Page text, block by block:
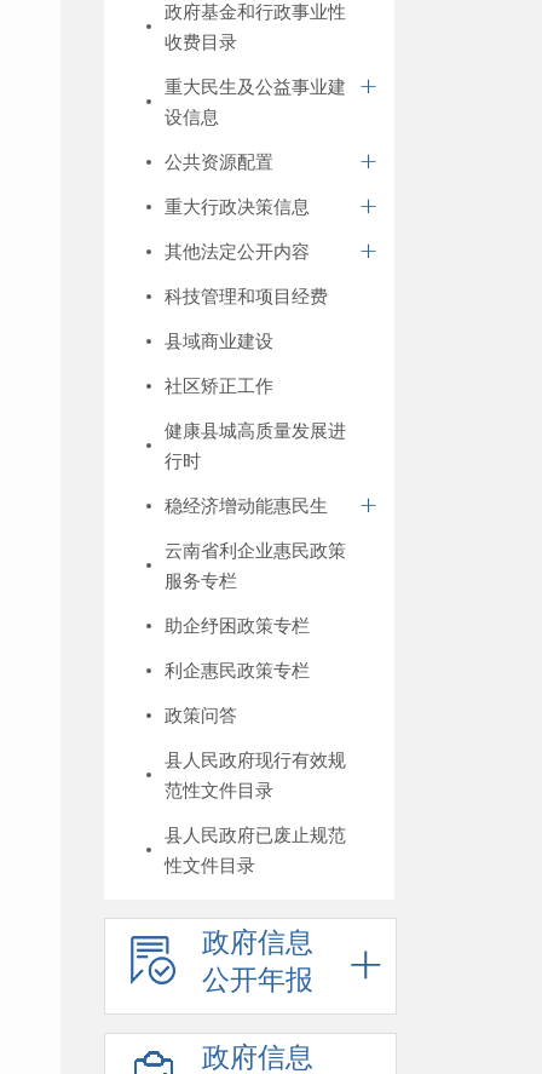
政府基金和行政事业性
收费目录
重大民生及公益事业建
设信息
公共资源配置
重大行政决策信息
其他法定公开内容
科技管理和项目经费
县域商业建设
社区矫正工作
健康县城高质量发展进
行时
稳经济增动能惠民生
云南省利企业惠民政策
服务专栏
助企纾困政策专栏
利企惠民政策专栏
政策问答
县人民政府现行有效规
范性文件目录
县人民政府已废止规范
性文件目录
政府信息
公开年报
政府信息